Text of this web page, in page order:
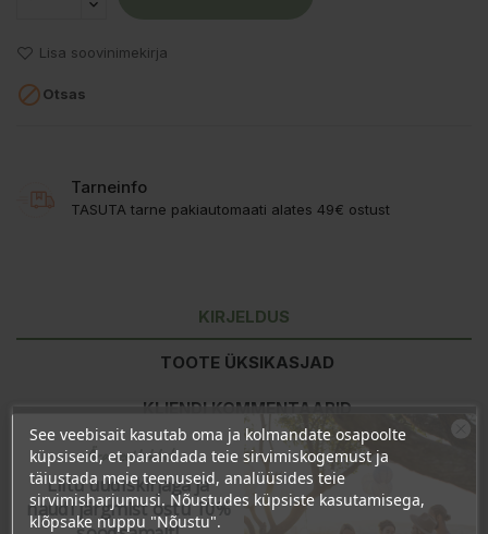
Lisa soovinimekirja
Otsas
Tarneinfo
TASUTA tarne pakiautomaati alates 49€ ostust
KIRJELDUS
TOOTE ÜKSIKASJAD
KLIENDI KOMMENTAARID
Koostisosad:Snail Secration Filtrate, Phenethyl Alcohol, Caprylyl
Glycol.
See veebisait kasutab oma ja kolmandate osapoolte
küpsiseid, et parandada teie sirvimiskogemust ja
täiustada meie teenuseid, analüüsides teie
sirvimisharjumusi. Nõustudes küpsiste kasutamisega,
klõpsake nuppu "Nõustu".
Ära veel lahku!
Liitu uudiskirjaga ja
naudi järgmist ostu 10%